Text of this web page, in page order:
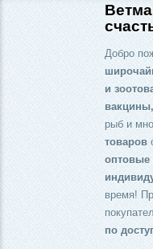
Добро
и
рыб и
товаров
время!
по